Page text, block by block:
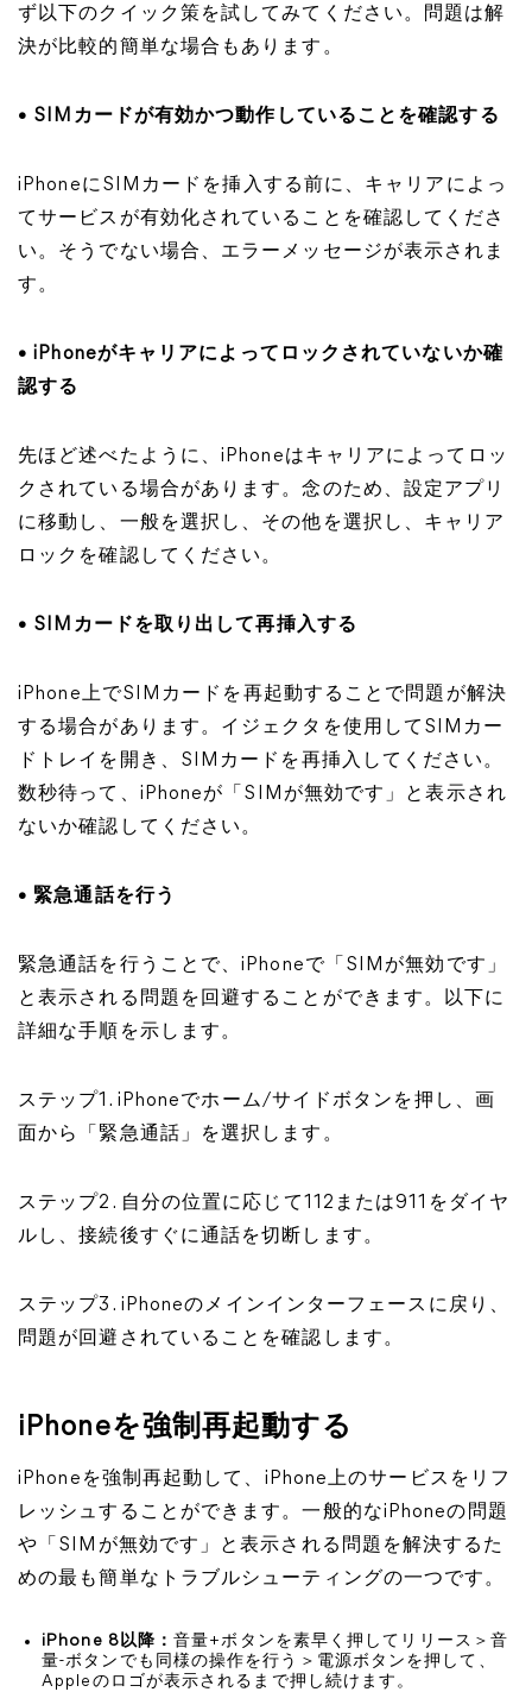
ず以下のクイック策を試してみてください。問題は解
決が比較的簡単な場合もあります。
• SIMカードが有効かつ動作していることを確認する
iPhoneにSIMカードを挿入する前に、キャリアによっ
てサービスが有効化されていることを確認してくださ
い。そうでない場合、エラーメッセージが表示されま
す。
• iPhoneがキャリアによってロックされていないか確
認する
先ほど述べたように、iPhoneはキャリアによってロッ
クされている場合があります。念のため、設定アプリ
に移動し、一般を選択し、その他を選択し、キャリア
ロックを確認してください。
• SIMカードを取り出して再挿入する
iPhone上でSIMカードを再起動することで問題が解決
する場合があります。イジェクタを使用してSIMカー
ドトレイを開き、SIMカードを再挿入してください。
数秒待って、iPhoneが「SIMが無効です」と表示され
ないか確認してください。
• 緊急通話を行う
緊急通話を行うことで、iPhoneで「SIMが無効です」
と表示される問題を回避することができます。以下に
詳細な手順を示します。
ステップ1. iPhoneでホーム/サイドボタンを押し、画
面から「緊急通話」を選択します。
ステップ2. 自分の位置に応じて112または911をダイヤ
ルし、接続後すぐに通話を切断します。
ステップ3. iPhoneのメインインターフェースに戻り、
問題が回避されていることを確認します。
iPhoneを強制再起動する
iPhoneを強制再起動して、iPhone上のサービスをリフ
レッシュすることができます。一般的なiPhoneの問題
や「SIMが無効です」と表示される問題を解決するた
めの最も簡単なトラブルシューティングの一つです。
iPhone 8以降：音量+ボタンを素早く押してリリース＞音
量-ボタンでも同様の操作を行う＞電源ボタンを押して、
Appleのロゴが表示されるまで押し続けます。